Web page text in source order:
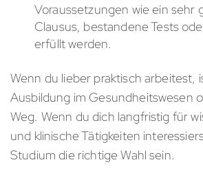
Voraussetzungen wie ein sehr
Clausus, bestandene Tests
erfüllt werden.
Wenn du lieber praktisch arbeitest,
Ausbildung im Gesundheitswesen
Weg. Wenn du dich langfristig für
und klinische Tätigkeiten
Studium die richtige Wahl sein.